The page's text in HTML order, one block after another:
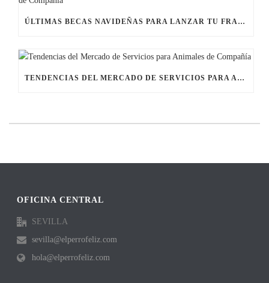
ÚLTIMAS BECAS NAVIDEÑAS PARA LANZAR TU FRANQUICIA DE ANIMALES DE COMPAÑÍA
TENDENCIAS DEL MERCADO DE SERVICIOS PARA ANIMALES DE COMPAÑÍA
OFICINA CENTRAL
SEVILLA
sevilla@elperrofeliz.com
hola@elperrofeliz.com